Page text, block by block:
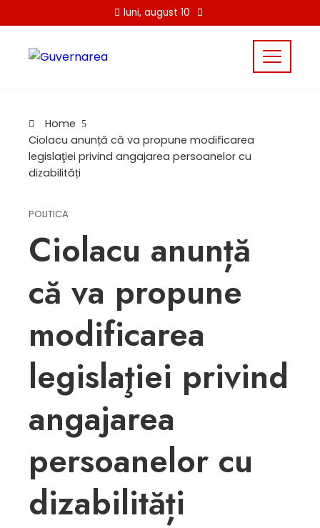
to
content
luni, august 10
Home
Ciolacu anunță că va propune modificarea
legislaţiei privind angajarea persoanelor cu
dizabilități
POLITICA
Ciolacu anunță
că va propune
modificarea
legislaţiei privind
angajarea
persoanelor cu
dizabilități